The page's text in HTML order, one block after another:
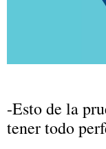
-Esto de la
tener todo